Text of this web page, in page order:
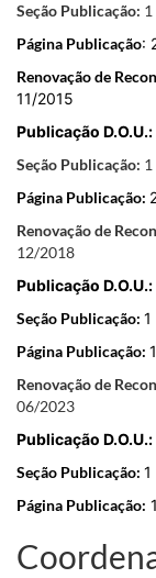
Seção Publicação: 1
Página Publicação:
Renovação de
11/2015
Publicação D.O.U.:
Seção Publicação: 1
Página Publicação:
Renovação de
12/2018
Publicação D.O.U.:
Seção Publicação: 1
Página Publicação:
Renovação de
06/2023
Publicação D.O.U.:
Seção Publicação: 1
Página Publicação: